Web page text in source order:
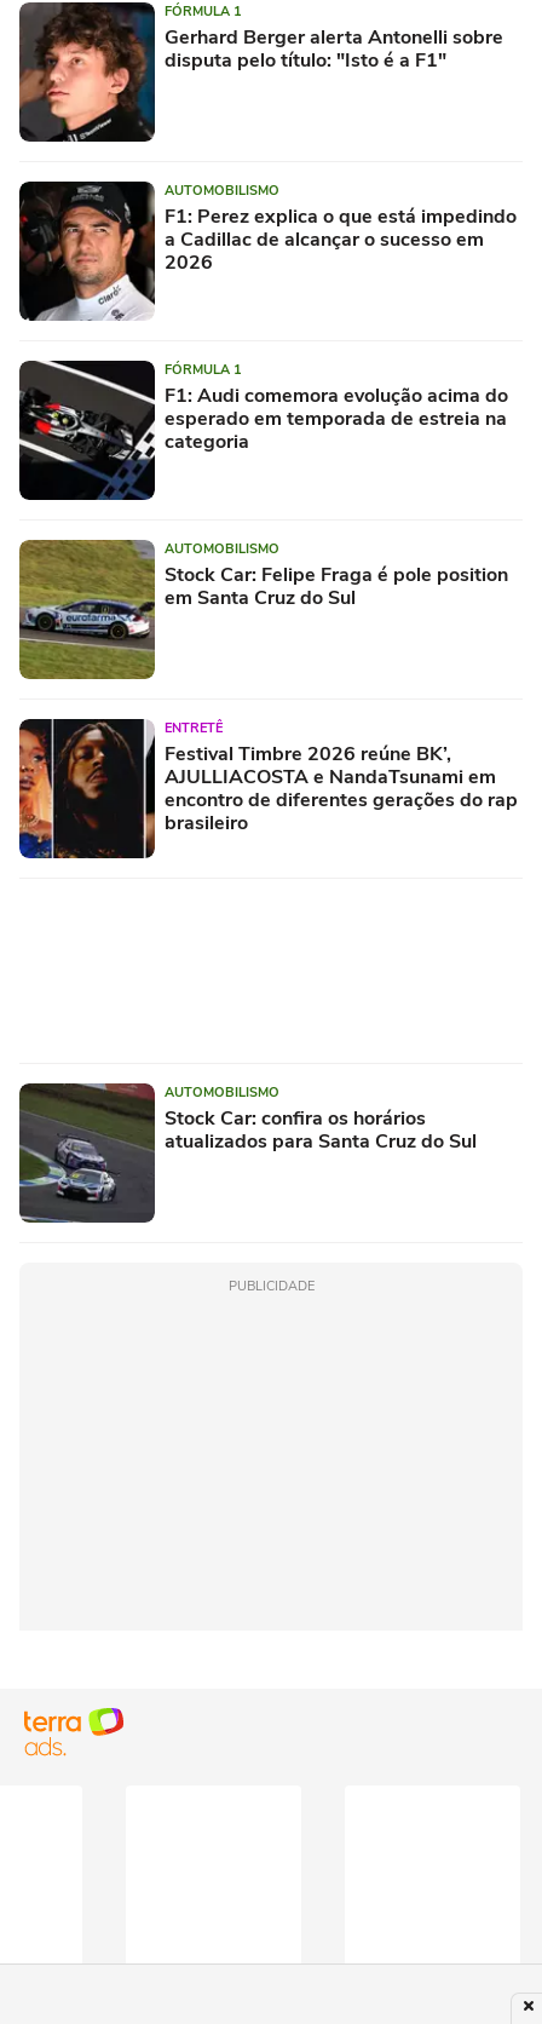
FÓRMULA 1
Gerhard Berger alerta Antonelli sobre
disputa pelo título: "Isto é a F1"
AUTOMOBILISMO
F1: Perez explica o que está impedindo
a Cadillac de alcançar o sucesso em
2026
FÓRMULA 1
F1: Audi comemora evolução acima do
esperado em temporada de estreia na
categoria
AUTOMOBILISMO
Stock Car: Felipe Fraga é pole position
em Santa Cruz do Sul
ENTRETÊ
Festival Timbre 2026 reúne BK’,
AJULLIACOSTA e NandaTsunami em
encontro de diferentes gerações do rap
brasileiro
AUTOMOBILISMO
Stock Car: confira os horários
atualizados para Santa Cruz do Sul
PUBLICIDADE